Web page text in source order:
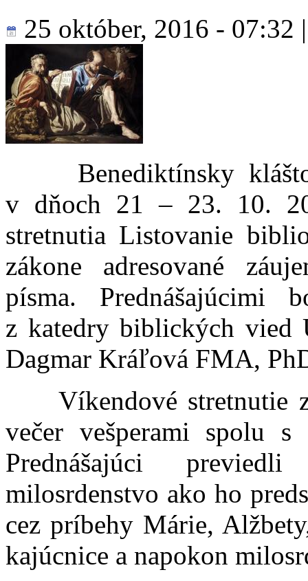
25 október, 2016 - 07:32
Benediktínsky kláštor
v dňoch 21 – 23. 10.
stretnutia Listovanie
zákone adresované
písma. Prednášajúcimi
z katedry biblických vied
Dagmar Kráľová FMA,
Víkendové stretnutie
večer vešperami spolu
Prednášajúci
milosrdenstvo ako ho
cez príbehy Márie,
kajúcnice a napokon